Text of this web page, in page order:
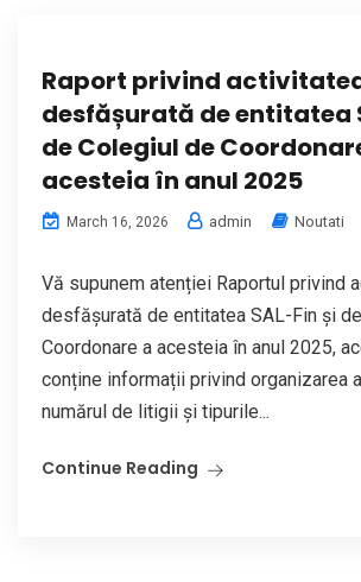
Raport privind
desfășurată de entitatea
de Colegiul de
acesteia în anul 2025
March 16, 2026 admin Noutati
Vă supunem atenției Raportul privind
desfășurată de entitatea SAL-Fin și
Coordonare a acesteia în anul 2025,
conține informații privind organizarea
numărul de litigii și tipurile...
Continue Reading